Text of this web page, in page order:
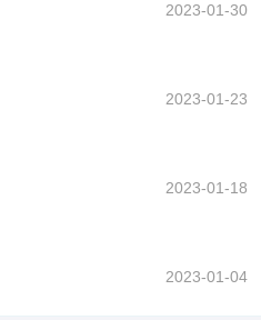
2023-01-30
2023-01-23
2023-01-18
2023-01-04